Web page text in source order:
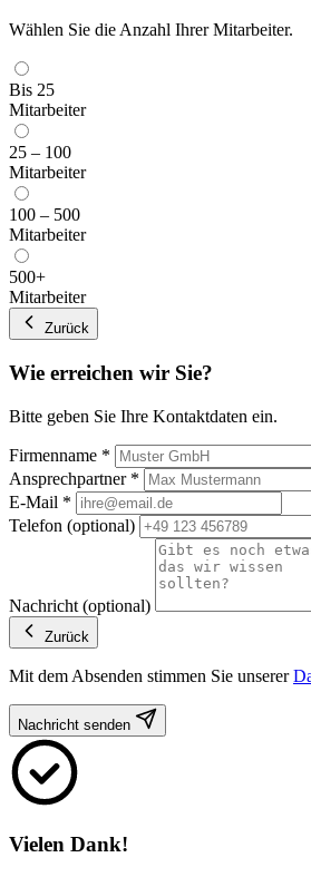
Wählen Sie die Anzahl Ihrer Mitarbeiter.
Bis 25
Mitarbeiter
25 – 100
Mitarbeiter
100 – 500
Mitarbeiter
500+
Mitarbeiter
Zurück
Wie erreichen wir Sie?
Bitte geben Sie Ihre Kontaktdaten ein.
Firmenname *
Ansprechpartner *
E-Mail *
Telefon (optional)
Nachricht (optional)
Zurück
Mit dem Absenden stimmen Sie unserer
Nachricht senden
Vielen Dank!